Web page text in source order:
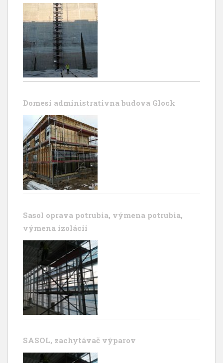
Domesi administrativna budova Glock
Sasol oprava potrubia, výmena potrubia,
výmena izolácii
SASOL, zachytávač výparov